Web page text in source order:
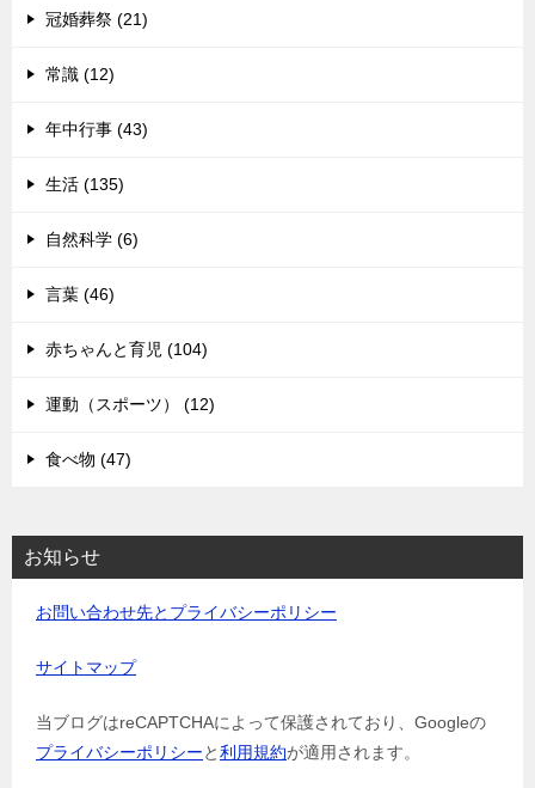
冠婚葬祭 (21)
常識 (12)
年中行事 (43)
生活 (135)
自然科学 (6)
言葉 (46)
赤ちゃんと育児 (104)
運動（スポーツ） (12)
食べ物 (47)
お知らせ
お問い合わせ先とプライバシーポリシー
サイトマップ
当ブログはreCAPTCHAによって保護されており、Googleの
プライバシーポリシーと利用規約が適用されます。